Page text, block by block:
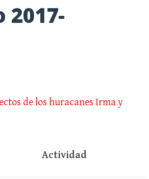
de los huracanes Irma y
Actividad